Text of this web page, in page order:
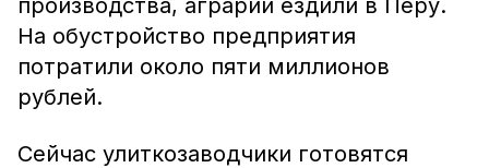
производства, аграрии ездили в Перу.
На обустройство предприятия
потратили около пяти миллионов
рублей.
Сейчас улиткозаводчики готовятся